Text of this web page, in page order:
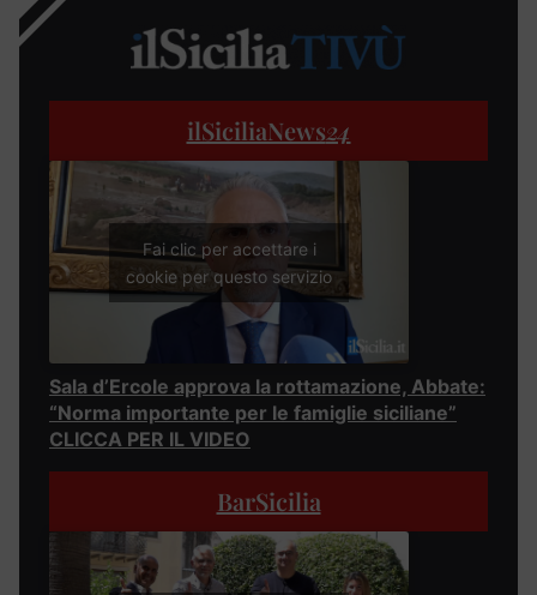
ilSiciliaNews24
Fai clic per accettare i
cookie per questo servizio
Sala d’Ercole approva la rottamazione, Abbate:
“Norma importante per le famiglie siciliane”
CLICCA PER IL VIDEO
BarSicilia